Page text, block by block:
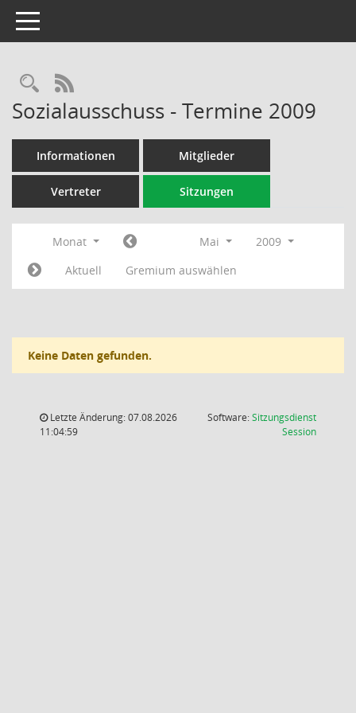
Toggle navigation
Rechercheauswahl
RSS-Feed
Sozialausschuss - Termine 2009
Informationen Mitglieder
Vertreter Sitzungen
Monat Mai
2009
Aktuell
Gremium auswählen
Keine Daten gefunden.
Letzte Änderung: 07.08.2026
11:04:59
Software:Sitzungsdienst
Session(Wird in